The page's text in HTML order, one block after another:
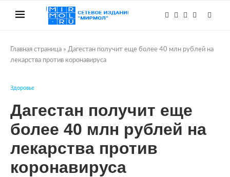
Главная страница » Дагестан получит еще более 40 млн рублей на
лекарства против коронавируса
Здоровье
Дагестан получит еще
более 40 млн рублей на
лекарства против
коронавируса